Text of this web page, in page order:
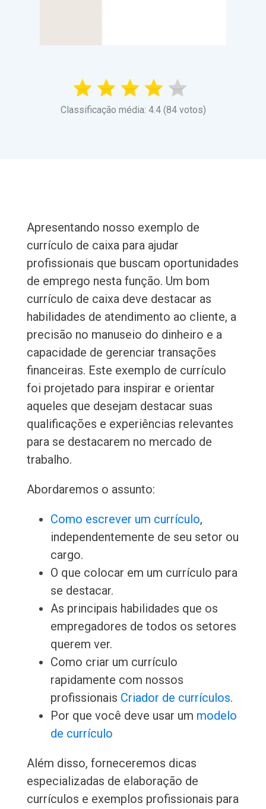
Classificação média: 4.4 (84 votos)
Apresentando nosso exemplo de
currículo de caixa para ajudar
profissionais que buscam oportunidades
de emprego nesta função. Um bom
currículo de caixa deve destacar as
habilidades de atendimento ao cliente, a
precisão no manuseio do dinheiro e a
capacidade de gerenciar transações
financeiras. Este exemplo de currículo
foi projetado para inspirar e orientar
aqueles que desejam destacar suas
qualificações e experiências relevantes
para se destacarem no mercado de
trabalho.
Abordaremos o assunto:
Como escrever um currículo,
independentemente de seu setor ou
cargo.
O que colocar em um currículo para
se destacar.
As principais habilidades que os
empregadores de todos os setores
querem ver.
Como criar um currículo
rapidamente com nossos
profissionais Criador de currículos.
Por que você deve usar um modelo
de currículo
Além disso, forneceremos dicas
especializadas de elaboração de
currículos e exemplos profissionais para